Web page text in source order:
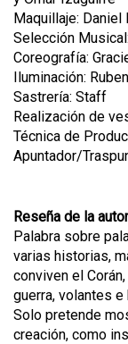
Maquillaje: Daniel
Selección
Coreografía:
Iluminación:
Sastrería: Staff
Realización de
Técnica de
Apuntador/
Reseña de la
Palabra sobre
varias historias,
conviven el
guerra, volantes
Solo pretende
creación, como